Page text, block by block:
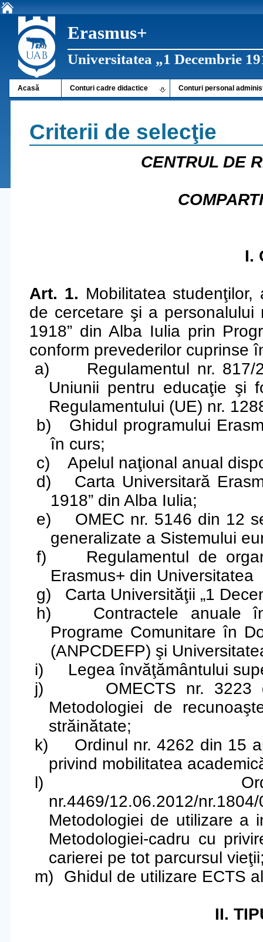
Erasmus+
Universitatea „1 Decembrie
Acasă Conturi cadre didactice Conturi personal
Criterii de selecţie
CENTRUL DE
I.
Art. 1. Mobilitatea
de cercetare şi a personalului
1918” din Alba Iulia prin
conform prevederilor cuprinse
a)
Regulamentul nr.
Uniunii pentru educaţie şi
Regulamentului (UE) nr.
b)
Ghidul programului
în curs;
c)
Apelul naţional anual
d)
Carta Universitară
1918” din Alba Iulia;
e)
OMEC nr. 5146 din 12
generalizate a Sistemului
f)
Regulamentul de
Erasmus+ din Universitatea
g)
Carta Universităţii „1
h)
Contractele anuale
Programe Comunitare în
(ANPCDEFP) şi
i)
Legea învăţământului
j)
OMECTS nr.
Metodologiei de
străinătate;
k)
Ordinul nr. 4262 din 15
privind mobilitatea
l)
nr.4469/12.06.2012/
Metodologiei de utilizare a
Metodologiei-cadru cu
carierei pe tot parcursul
m)
Ghidul de utilizare ECTS
II.